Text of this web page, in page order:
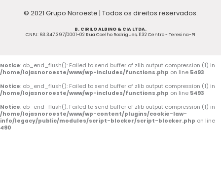
e
b
o
k
-
f
t
u
e
t
a
r
a
m
© 2021 Grupo Noroeste | Todos os direitos reservados.
B. CIRILO ALBINO & CIA LTDA.
CNPJ: 63.347.397/0001-02 Rua Coelho Rodrigues, 1132 Centro - Teresina-PI
Notice: ob_end_flush(): Failed to send buffer of zlib output compression (1) in
/home/lojasnoroeste/www/wp-includes/functions.php on line 5493
Notice: ob_end_flush(): Failed to send buffer of zlib output compression (1) in
/home/lojasnoroeste/www/wp-includes/functions.php on line 5493
Notice: ob_end_flush(): Failed to send buffer of zlib output compression (1) in
/home/lojasnoroeste/www/wp-content/plugins/cookie-law-
info/legacy/public/modules/script-blocker/script-blocker.php on line
490